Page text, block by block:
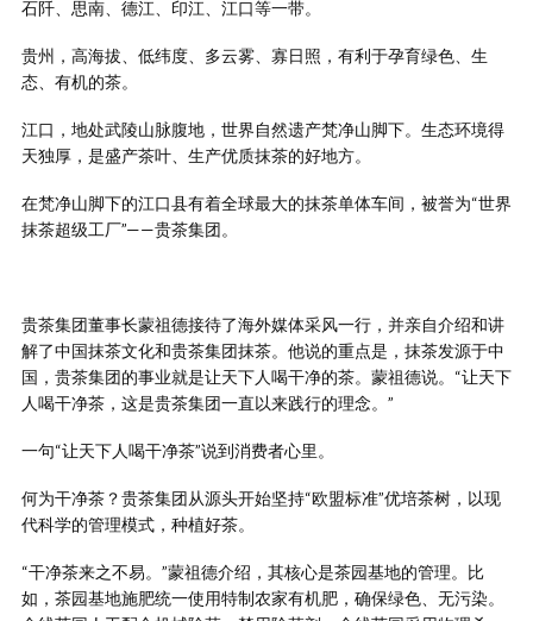
石阡、思南、德江、印江、江口等一带。
贵州，高海拔、低纬度、多云雾、寡日照，有利于孕育绿色、生
态、有机的茶。
江口，地处武陵山脉腹地，世界自然遗产梵净山脚下。生态环境得
天独厚，是盛产茶叶、生产优质抹茶的好地方。
在梵净山脚下的江口县有着全球最大的抹茶单体车间，被誉为“世界
抹茶超级工厂”——贵茶集团。
贵茶集团董事长蒙祖德接待了海外媒体采风一行，并亲自介绍和讲
解了中国抹茶文化和贵茶集团抹茶。他说的重点是，抹茶发源于中
国，贵茶集团的事业就是让天下人喝干净的茶。蒙祖德说。“让天下
人喝干净茶，这是贵茶集团一直以来践行的理念。”
一句“让天下人喝干净茶”说到消费者心里。
何为干净茶？贵茶集团从源头开始坚持“欧盟标准”优培茶树，以现
代科学的管理模式，种植好茶。
“干净茶来之不易。”蒙祖德介绍，其核心是茶园基地的管理。比
如，茶园基地施肥统一使用特制农家有机肥，确保绿色、无污染。